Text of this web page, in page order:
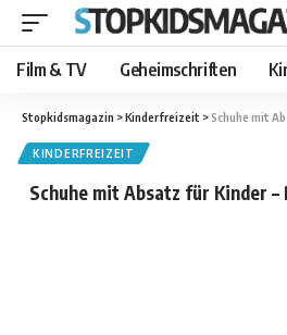
Film & TV Geheimschriften
Stopkidsmagazin >Kinderfreizeit >Schuhe mit
KINDERFREIZEIT
Schuhe mit Absatz für Kinder